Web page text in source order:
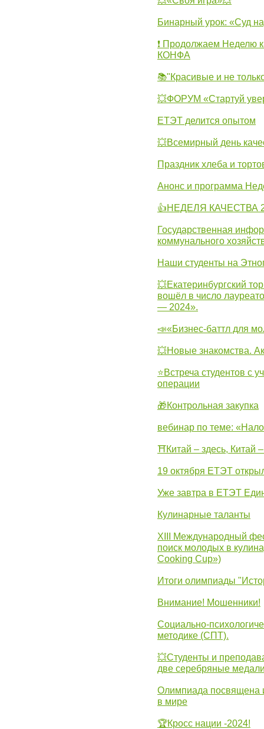
Бинарный урок: «Суд
❗ Продолжаем Неделю
КОНФА
📚"Красивые и не
💥ФОРУМ «Стартуй
ЕТЭТ делится опытом
💥Всемирный день
Праздник хлеба и
Анонс и программа
👍НЕДЕЛЯ КАЧЕСТВА
Государственная
коммунального
Наши студенты на
💥Екатеринбургский
вошёл в число
— 2024».
📣«Бизнес-баттл для
💥Новые знакомства.
⭐Встреча студентов с
операции
🎁Контрольная закупка
вебинар по теме:
⛩Китай – здесь, Китай
19 октября ЕТЭТ
Уже завтра в ЕТЭТ
Кулинарные таланты
XIII Международный
поиск молодых в
Cooking Cup»)
Итоги олимпиады
Внимание! Мошенники!
Социально-
методике (СПТ).
💥Студенты и
две серебряные
Олимпиада посвящена
в мире
🏆Кросс нации -2024!